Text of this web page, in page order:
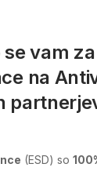
vam
na
(ESD) so